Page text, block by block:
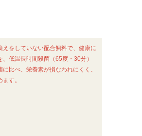
をしていない配合飼料で、健康に
低温長時間殺菌（65度・30分）
比べ、栄養素が損なわれにくく、
す。